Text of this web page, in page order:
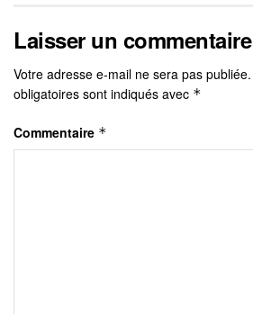
Laisser un commentaire
Votre adresse e-mail ne sera pas publiée.
obligatoires sont indiqués avec *
Commentaire *